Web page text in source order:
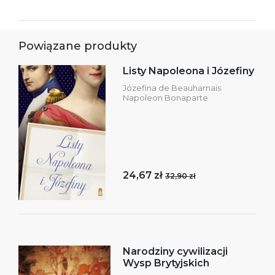
Powiązane produkty
Listy Napoleona i Józefiny
Józefina de Beauharnais
Napoleon Bonaparte
24,67 zł 32,90 zł
Narodziny cywilizacji
Wysp Brytyjskich